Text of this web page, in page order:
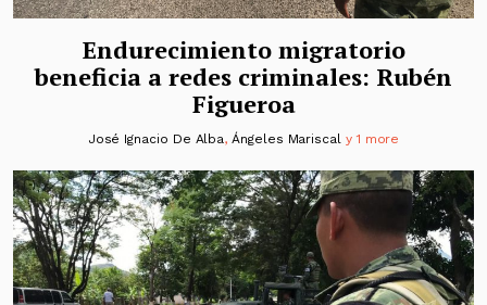
Endurecimiento migratorio
beneficia a redes criminales: Rubén
Figueroa
José Ignacio De Alba,Ángeles Mariscal y 1 more